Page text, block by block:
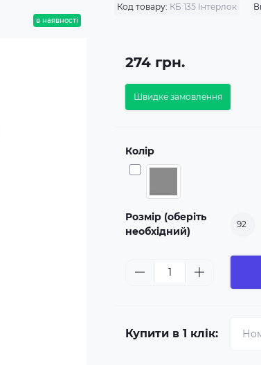
в наявності
Код товару: КБ 135 Інтерлок
274 грн.
Швидке замовлення
Колір
Розмір (оберіть
необхідний)
92
Купити в 1 клік: